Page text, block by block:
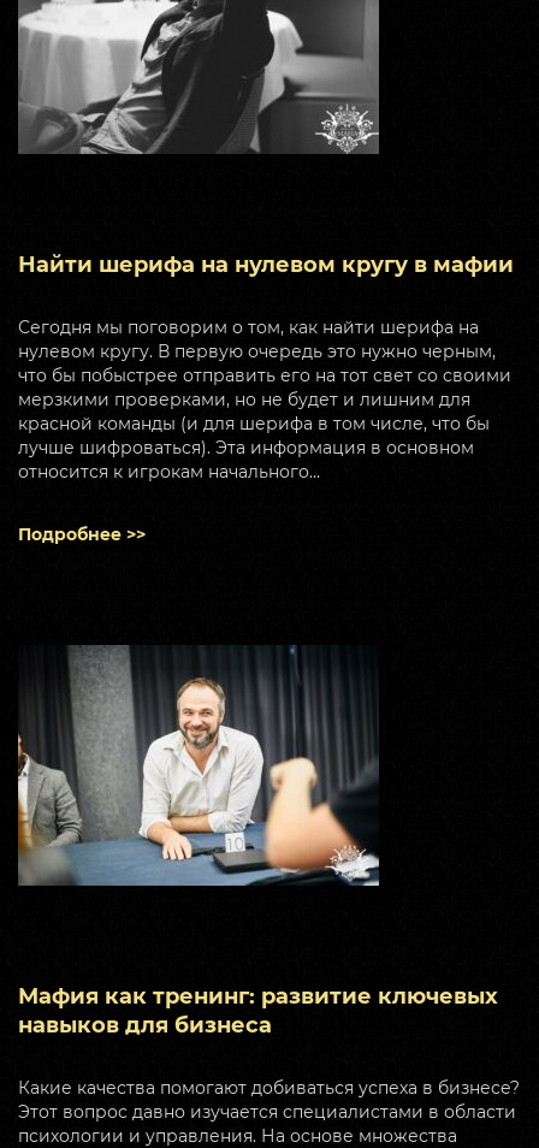
Найти шерифа на нулевом кругу в мафии
Сегодня мы поговорим о том, как найти шерифа на
нулевом кругу. В первую очередь это нужно черным,
что бы побыстрее отправить его на тот свет со своими
мерзкими проверками, но не будет и лишним для
красной команды (и для шерифа в том числе, что бы
лучше шифроваться). Эта информация в основном
относится к игрокам начального…
Подробнее >>
Мафия как тренинг: развитие ключевых
навыков для бизнеса
Какие качества помогают добиваться успеха в бизнесе?
Этот вопрос давно изучается специалистами в области
психологии и управления. На основе множества